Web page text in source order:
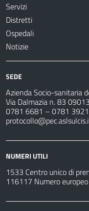
Servizi
Distretti
Ospedali
Notizie
SEDE
Azienda Socio-sanitaria
Via Dalmazia n. 83
0781 6681 – 0781 3921
NUMERI UTILI
1533 Centro unico di
116117 Numero